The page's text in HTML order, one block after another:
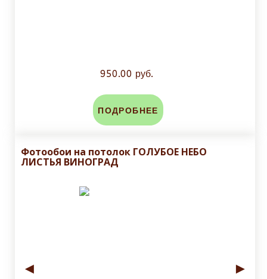
950.00 руб.
ПОДРОБНЕЕ
Фотообои на потолок ГОЛУБОЕ НЕБО
ЛИСТЬЯ ВИНОГРАД
◄ ►